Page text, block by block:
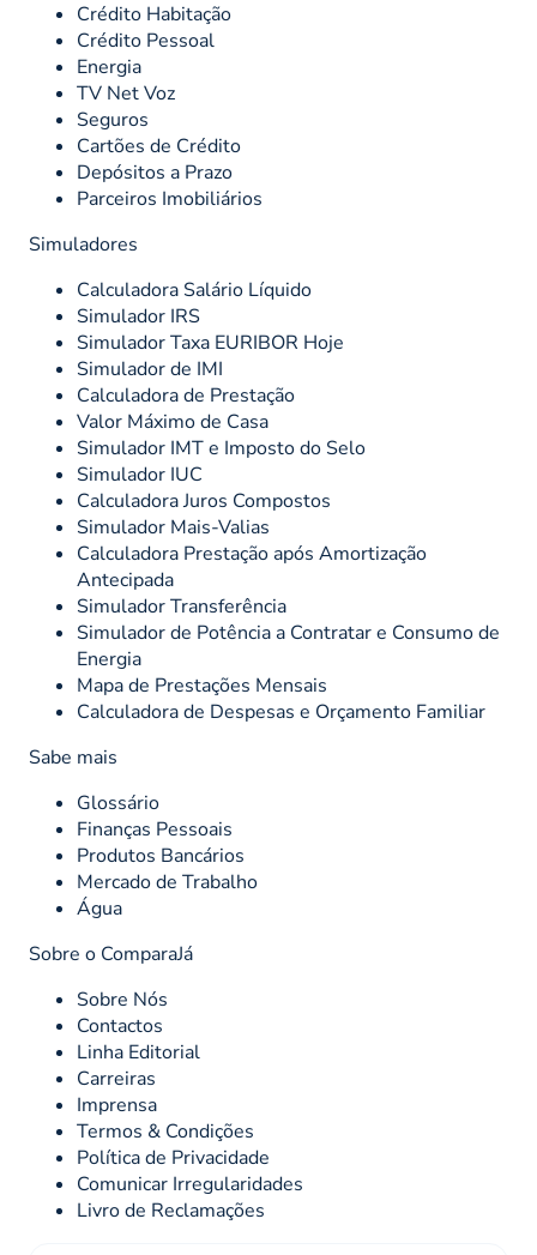
Crédito Habitação
Crédito Pessoal
Energia
TV Net Voz
Seguros
Cartões de Crédito
Depósitos a Prazo
Parceiros Imobiliários
Simuladores
Calculadora Salário Líquido
Simulador IRS
Simulador Taxa EURIBOR Hoje
Simulador de IMI
Calculadora de Prestação
Valor Máximo de Casa
Simulador IMT e Imposto do Selo
Simulador IUC
Calculadora Juros Compostos
Simulador Mais-Valias
Calculadora Prestação após Amortização
Antecipada
Simulador Transferência
Simulador de Potência a Contratar e Consumo de
Energia
Mapa de Prestações Mensais
Calculadora de Despesas e Orçamento Familiar
Sabe mais
Glossário
Finanças Pessoais
Produtos Bancários
Mercado de Trabalho
Água
Sobre o ComparaJá
Sobre Nós
Contactos
Linha Editorial
Carreiras
Imprensa
Termos & Condições
Política de Privacidade
Comunicar Irregularidades
Livro de Reclamações